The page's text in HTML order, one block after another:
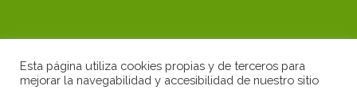
Esta página utiliza cookies propias y de terceros para
mejorar la navegabilidad y accesibilidad de nuestro sitio